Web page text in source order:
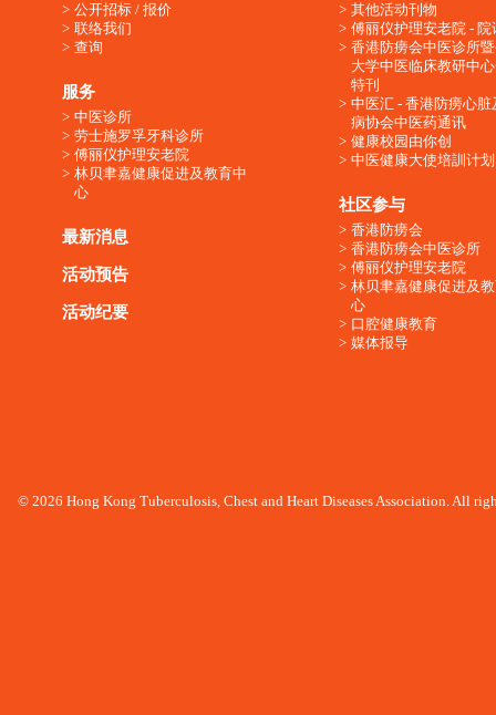
公开招标 / 报价
联络我们
查询
服务
中医诊所
劳士施罗孚牙科诊所
傅丽仪护理安老院
林贝聿嘉健康促进及教育中
心
最新消息
活动预告
活动纪要
其他活动刊物
傅丽仪护理安老院 - 院
香港防痨会中医诊所
大学中医临床教研中
特刊
中医汇 - 香港防痨心脏
病协会中医药通讯
健康校园由你创
中医健康大使培訓计划
社区参与
香港防痨会
香港防痨会中医诊所
傅丽仪护理安老院
林贝聿嘉健康促进及
心
口腔健康教育
媒体报导
© 2026 Hong Kong Tuberculosis, Chest and Heart Diseases Association. All